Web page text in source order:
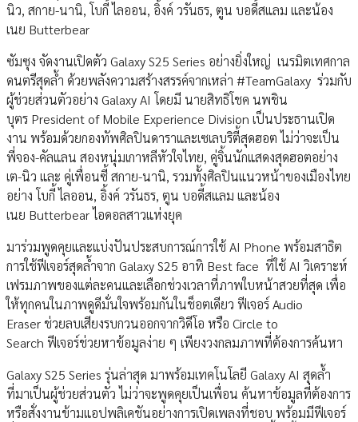
นิว, สกาย-นานิ, โบกี้ ไลออน, อิ้งค์ วรันธร, ตูน บอดี้สแลม และน้อง
เนย Butterbear
ซัมซุง จัดงานเปิดตัว Galaxy S25 Series อย่างยิ่งใหญ่ เนรมิตเทศกาล
ดนตรีสุดล้ำ ด้วยพลังความสร้างสรรค์จากเหล่า #TeamGalaxy ร่วมกับ
ผู้ช่วยส่วนตัวอย่าง Galaxy AI โดยมี นายสิทธิโชค นพชิน
บุตร President of Mobile Experience Division เป็นประธานเปิด
งาน พร้อมด้วยกองทัพศิลปินดาราและเซเลบริตี้สุดฮอต ไม่ว่าจะเป็น
พี่จอง-คัลแลน สองหนุ่มเกาหลีหัวใจไทย, คู่จิ้นนักแสดงสุดฮอตอย่าง
เต-นิว และ คู่เพื่อนซี้ สกาย-นานิ, รวมทั้งศิลปินแนวหน้าของเมืองไทย
อย่าง โบกี้ ไลออน, อิ้งค์ วรันธร, ตูน บอดี้สแลม และน้อง
เนย Butterbear ไอดอลสาวแห่งยุค
มาร่วมพูดคุยและแบ่งปันประสบการณ์การใช้ AI Phone พร้อมสาธิต
การใช้ฟีเจอร์สุดล้ำจาก Galaxy S25 อาทิ Best face ที่ใช้ AI วิเคราะห์
เฟรมภาพของแต่ละคนและเลือกช่วงเวลาที่ภาพใบหน้าสวยที่สุด เพื่อ
ให้ทุกคนในภาพดูดีมั่นใจพร้อมกันในช็อตเดียว ฟีเจอร์ Audio
Eraser ช่วยลบเสียงรบกวนออกจากวิดีโอ หรือ Circle to
Search ฟีเจอร์ช่วยหาข้อมูลง่าย ๆ เพียงวงกลมภาพที่ต้องการค้นหา
Galaxy S25 Series รุ่นล่าสุด มาพร้อมเทคโนโลยี Galaxy AI สุดล้ำ
ที่มาเป็นผู้ช่วยส่วนตัว ไม่ว่าจะพูดคุยเป็นเพื่อน ค้นหาข้อมูลที่ต้องการ
หรือสั่งงานข้ามแอปพลิเคชันอย่างการเปิดเพลงที่ชอบ พร้อมมีฟีเจอร์